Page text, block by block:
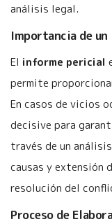
análisis legal.
Importancia de
El informe pericial
permite
En casos de vicios
decisive para
través de un
causas y extensión
resolución del
Proceso de